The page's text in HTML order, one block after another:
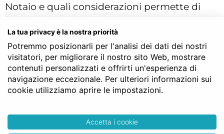
Notaio e quali considerazioni permette di
fare sulla qualità del servizio?
SERVE LA CONSULENZA DEL NOTAIO?
La tua privacy è la nostra priorità
Potremmo posizionarli per l'analisi dei dati dei nostri
visitatori, per migliorare il nostro sito Web, mostrare
contenuti personalizzati e offrirti un'esperienza di
navigazione eccezionale. Per ulteriori informazioni sui
cookie utilizziamo aprire le impostazioni.
Accetta i cookie